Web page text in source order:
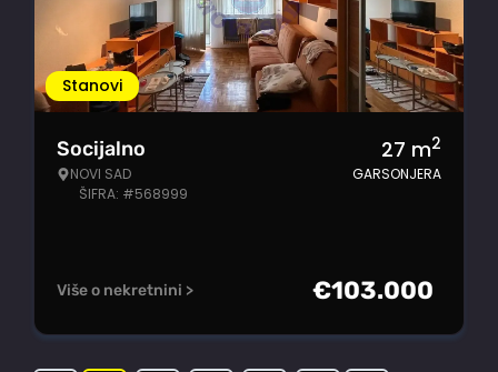
Stanovi
Socijalno
NOVI SAD
ŠIFRA: #568999
27 m2
GARSONJERA
Više o nekretnini > €103.000